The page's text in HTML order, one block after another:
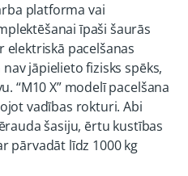
platforma vai
īpaši šaurās
elektriskā pacelšanas
jāpielieto fizisks spēks,
“M10 X” modelī pacelšana
vadības rokturi. Abi
šasiju, ērtu kustības
pārvadāt līdz 1000 kg